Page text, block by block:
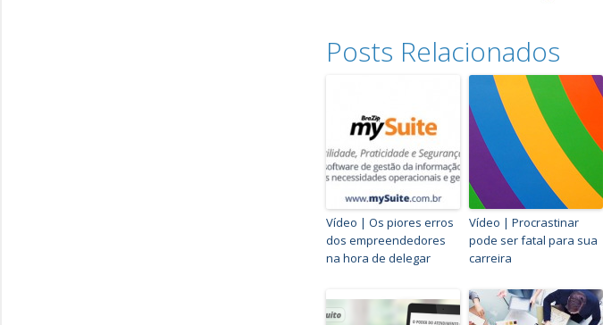
Posts Relacionados
Vídeo | Os piores erros
dos empreendedores
na hora de delegar
Vídeo | Procrastinar
pode ser fatal para sua
carreira